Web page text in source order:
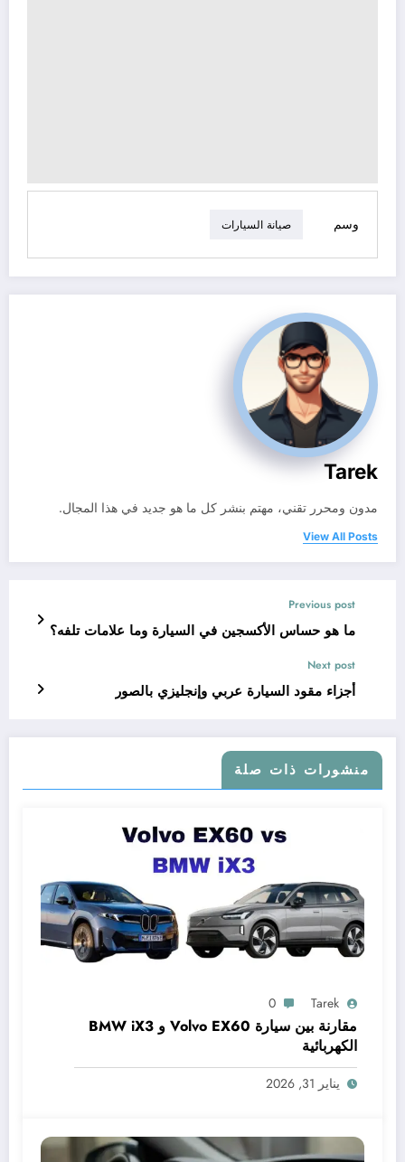
وسم صيانة السيارات
Tarek
مدون ومحرر تقني، مهتم بنشر كل ما هو جديد في هذا المجال.
View All Posts
Previous post
ما هو حساس الأكسجين في السيارة وما علامات تلفه؟
Next post
أجزاء مقود السيارة عربي وإنجليزي بالصور
منشورات ذات صلة
Tarek
0
مقارنة بين سيارة Volvo EX60 و BMW iX3
الكهربائية
يناير 31, 2026